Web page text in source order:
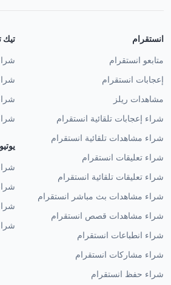
انستقرام
متابعو انستقرام
إعجابات انستقرام
مشاهدات ريلز
شراء إعجابات تلقائية انستقرام
شراء مشاهدات تلقائية انستقرام
شراء تعليقات انستقرام
شراء تعليقات تلقائية انستقرام
شراء مشاهدات بث مباشر انستقرام
شراء مشاهدات قصص انستقرام
شراء انطباعات انستقرام
شراء مشاركات انستقرام
شراء حفظ انستقرام
تيك